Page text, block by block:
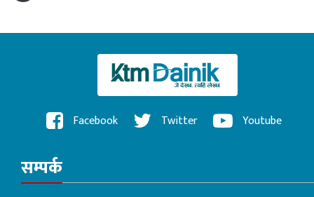
Facebook Twitter Youtube
सम्पर्क